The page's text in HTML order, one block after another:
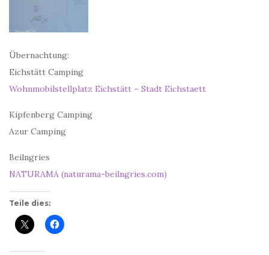
Übernachtung:
Eichstätt Camping
Wohnmobilstellplatz Eichstätt – Stadt Eichstaett
Kipfenberg Camping
Azur Camping
Beilngries
NATURAMA (naturama-beilngries.com)
Teile dies: